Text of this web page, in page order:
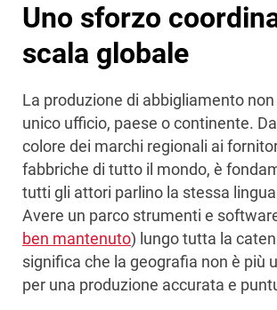
Uno sforzo
scala globale
La produzione di abbigliamento
unico ufficio, paese o continente.
colore dei marchi regionali ai
fabbriche di tutto il mondo, è
tutti gli attori parlino la stessa
Avere un parco strumenti e
ben mantenuto) lungo tutta la
significa che la geografia non è più
per una produzione accurata e